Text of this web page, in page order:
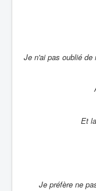
Je n'ai pas oublié
Et
Je préfère ne